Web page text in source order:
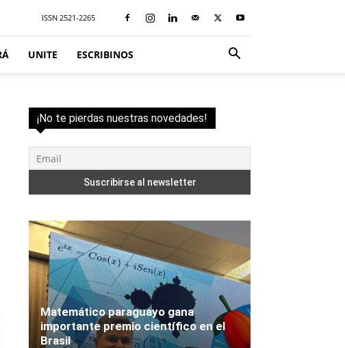
ISSN 2521-2265
UNITE ESCRIBINOS
¡No te pierdas nuestras novedades!
Matemático paraguayo gana
importante premio científico en el
Brasil